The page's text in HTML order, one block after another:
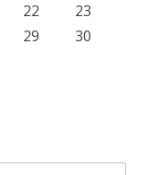
22
23
29
30